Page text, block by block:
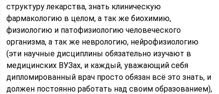
структуру лекарства, знать клиническую
фармакологию в целом, а так же биохимию,
физиологию и патофизиологию человеческого
организма, а так же неврологию, нейрофизиологию
(эти научные дисциплины обязательно изучают в
медицинских ВУЗах, и каждый, уважающий себя
дипломированный врач просто обязан всё это знать, и
должен постоянно работать над своим образованием),